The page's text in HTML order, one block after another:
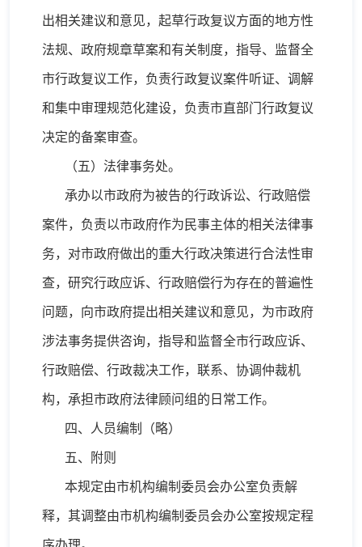
出相关建议和意见，起草行政复议方面的地方性
法规、政府规章草案和有关制度，指导、监督全
市行政复议工作，负责行政复议案件听证、调解
和集中审理规范化建设，负责市直部门行政复议
决定的备案审查。
（五）法律事务处。
承办以市政府为被告的行政诉讼、行政赔偿
案件，负责以市政府作为民事主体的相关法律事
务，对市政府做出的重大行政决策进行合法性审
查，研究行政应诉、行政赔偿行为存在的普遍性
问题，向市政府提出相关建议和意见，为市政府
涉法事务提供咨询，指导和监督全市行政应诉、
行政赔偿、行政裁决工作，联系、协调仲裁机
构，承担市政府法律顾问组的日常工作。
四、人员编制（略）
五、附则
本规定由市机构编制委员会办公室负责解
释，其调整由市机构编制委员会办公室按规定程